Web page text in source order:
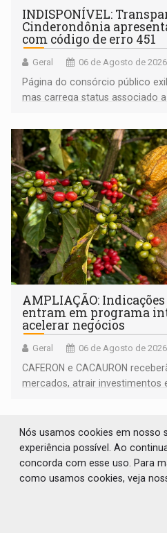
INDISPONÍVEL:
Cinderondônia
com código de erro 451
Geral 06 de Agosto de
Página do consórcio público
mas carrega status associado
AMPLIAÇÃO:
entram em programa
acelerar negócios
Geral 06 de Agosto de
CAFERON e CACAURON
mercados, atrair investimentos
Nós usamos cookies em nosso
experiência possível. Ao
concorda com esse uso. Para
como usamos cookies, veja